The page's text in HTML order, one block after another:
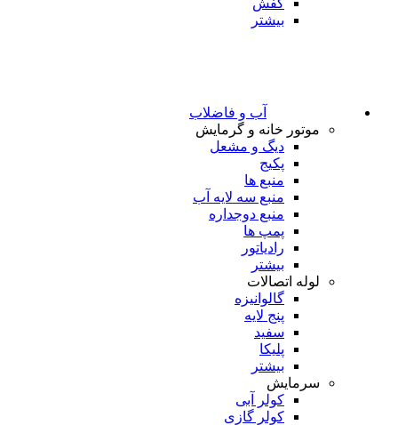
کفش
بیشتر
آب و فاضلاب
موتور خانه و گرمایش
دیگ و مشعل
پکیج
منبع ها
منبع سه لایه آب
منبع دوجداره
پمپ ها
رادیاتور
بیشتر
لوله اتصالات
گالوانیزه
پنج لایه
سفید
پلیکا
بیشتر
سرمایش
کولر آبی
کولر گازی